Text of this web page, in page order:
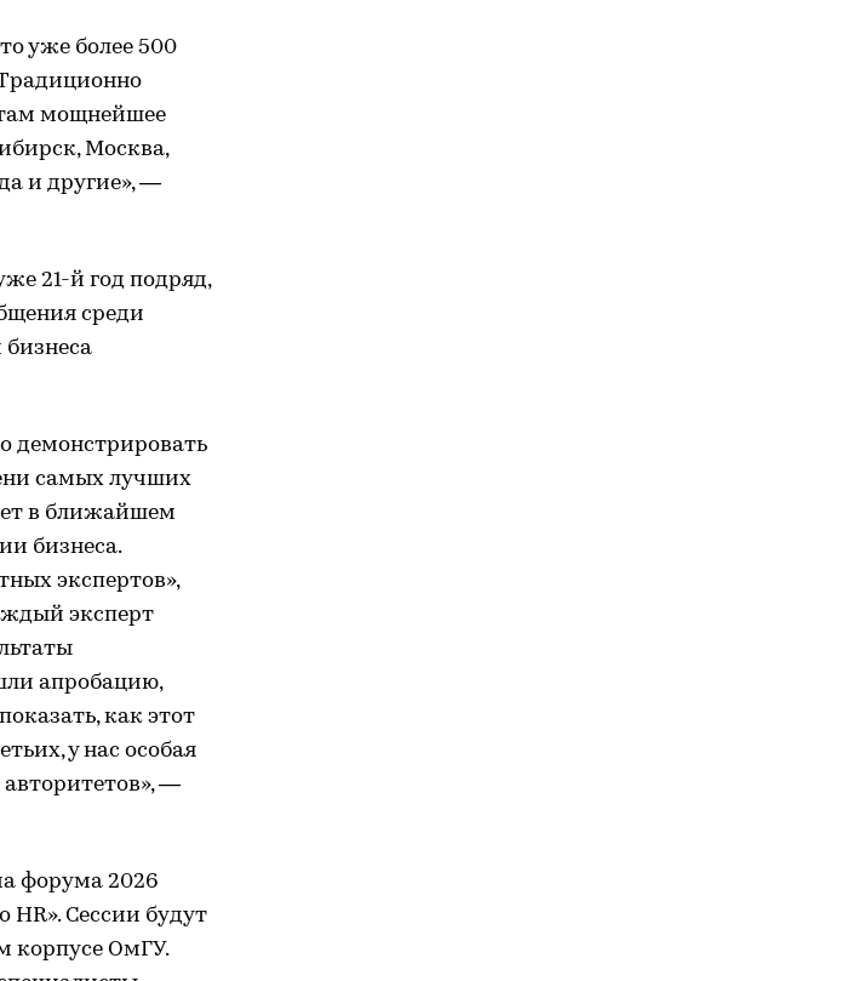
уже более 500
там мощнейшее
Москва,
и другие», —
21-й год подряд,
среди
бизнеса
демонстрировать
самых лучших
в ближайшем
бизнеса.
экспертов»,
эксперт
апробацию,
как этот
у нас особая
—
форума 2026
HR». Сессии будут
корпусе ОмГУ.